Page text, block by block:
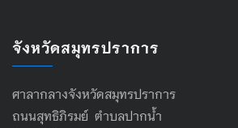
จังหวัดสมุทรปราการ
ศาลากลางจังหวัดสมุทรปราการ
ถนนสุทธิภิรมย์ ตำบลปากน้ำ